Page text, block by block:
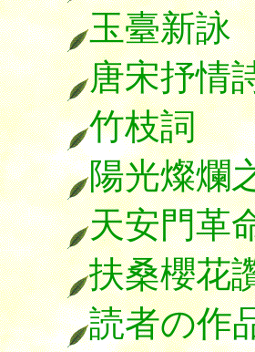
玉臺新詠
唐宋抒情
竹枝詞
陽光燦爛
天安門革
扶桑櫻花
読者の作